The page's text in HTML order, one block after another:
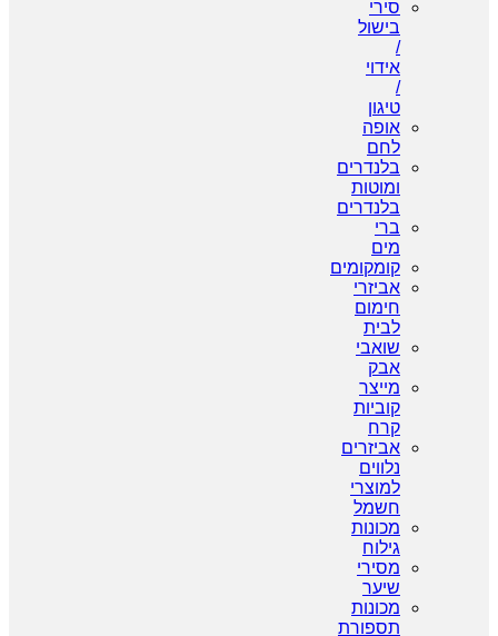
סירי
בישול
/
אידוי
/
טיגון
אופה
לחם
בלנדרים
ומוטות
בלנדרים
ברי
מים
קומקומים
אביזרי
חימום
לבית
שואבי
אבק
מייצר
קוביות
קרח
אביזרים
נלווים
למוצרי
חשמל
מכונות
גילוח
מסירי
שיער
מכונות
תספורת